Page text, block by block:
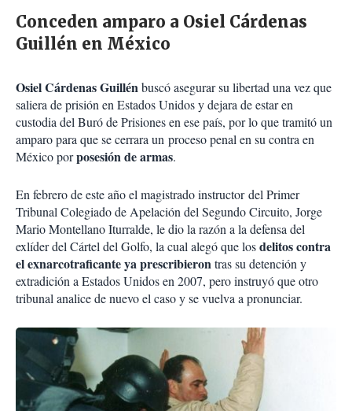
Conceden amparo a Osiel Cárdenas
Guillén en México
Osiel Cárdenas Guillénbuscó asegurar su libertad una vez que
saliera de prisión en Estados Unidos y dejara de estar en
custodia del Buró de Prisiones en ese país, por lo que tramitó un
amparo para que se cerrara un proceso penal en su contra en
México porposesión de armas.
En febrero de este año el magistrado instructor del Primer
Tribunal Colegiado de Apelación del Segundo Circuito, Jorge
Mario Montellano Iturralde, le dio la razón a la defensa del
exlíder del Cártel del Golfo, la cual alegó que losdelitos contra
el exnarcotraficante ya prescribierontras su detención y
extradición a Estados Unidos en 2007, pero instruyó que otro
tribunal analice de nuevo el caso y se vuelva a pronunciar.